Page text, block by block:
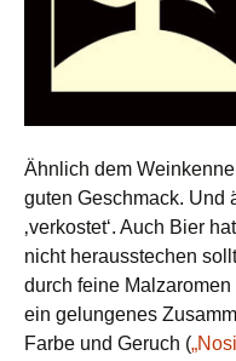
Ähnlich dem
guten Geschmack. Und
‚verkostet‘. Auch Bier
nicht herausstechen
durch feine
ein gelungenes
Farbe und Geruch (